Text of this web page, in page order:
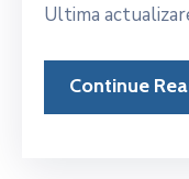
Ultima
Continue